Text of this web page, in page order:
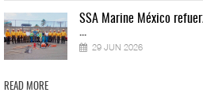
portuario y servici ...
05 AGO 2026
SSA Marine México
...
29 JUN 2026
READ MORE